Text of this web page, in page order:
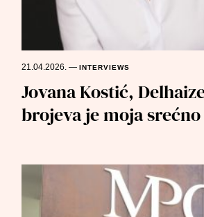
21.04.2026.—INTERVIEWS
Jovana Kostić,
brojeva je moja